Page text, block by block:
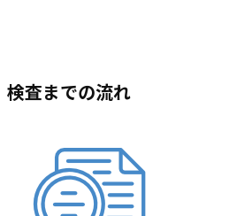
検査までの流れ